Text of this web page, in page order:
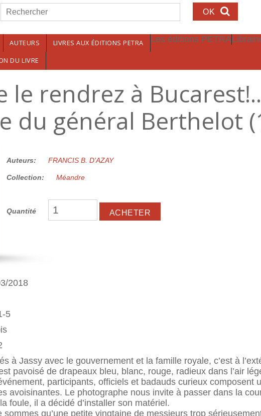
de recherche
AUTEURS LIVRES AUX ÉDITIONS PETRA Les éditions PETRA
DU LIVRE
le rendrez à
du général Berthelot
Auteurs: FRANCIS B. D'AZAY
Collection: Méandre
Quantité
2018
5
à Jassy avec le gouvernement et la famille royale, c’est à
pavoisé de drapeaux bleu, blanc, rouge, radieux dans l’air
participants, officiels et badauds curieux composent
avoisinantes. Le photographe nous invite à passer dans la
foule, il a décidé d’installer son matériel.
qu’une petite vingtaine de messieurs trop